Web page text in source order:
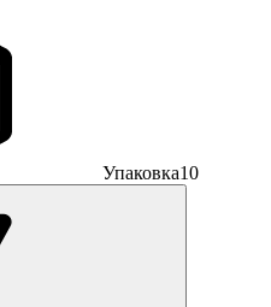
Упаковка10